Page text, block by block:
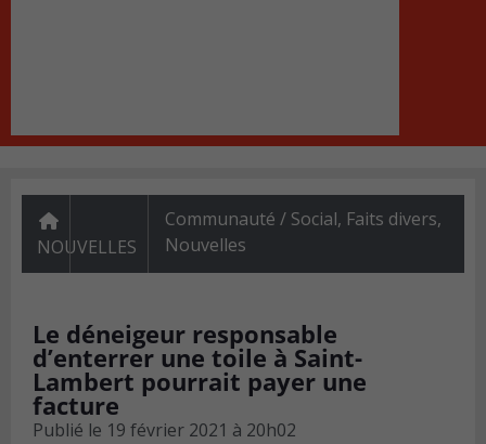
NOUVELLES
Communauté / Social, Faits divers,
Nouvelles
Le déneigeur responsable
d’enterrer une toile à Saint-
Lambert pourrait payer une
facture
Publié le 19 février 2021 à 20h02